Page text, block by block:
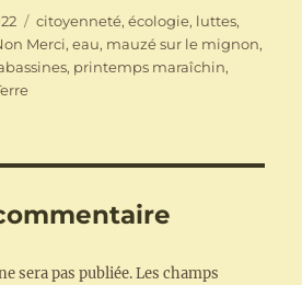
Catégories
citoyenneté,écologie, luttes,
Merci,eau, mauzé sur le mignon,
, printemps maraîchin,
sera pas publiée. Les champs